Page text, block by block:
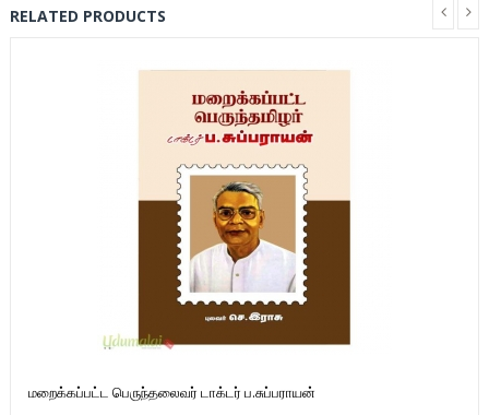
RELATED PRODUCTS
மறைக்கப்பட்ட பெருந்தலைவர் டாக்டர் ப.சுப்பராயன்